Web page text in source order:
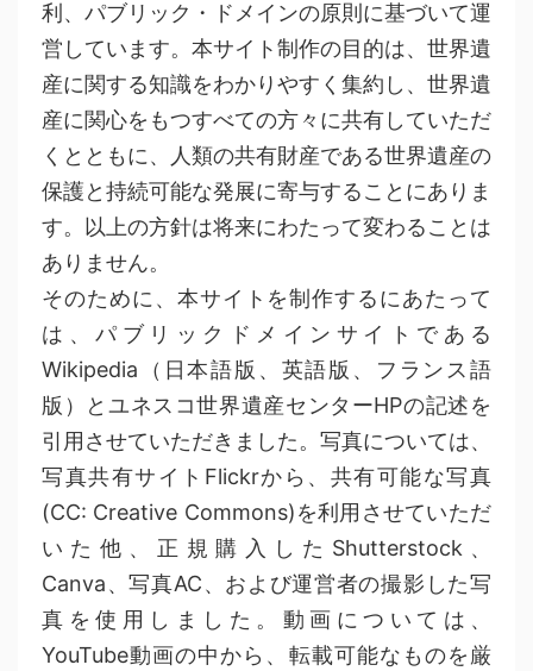
利、パブリック・ドメインの原則に基づいて運
営しています。本サイト制作の目的は、世界遺
産に関する知識をわかりやすく集約し、世界遺
産に関心をもつすべての方々に共有していただ
くとともに、人類の共有財産である世界遺産の
保護と持続可能な発展に寄与することにありま
す。以上の方針は将来にわたって変わることは
ありません。
そのために、本サイトを制作するにあたって
は、パブリックドメインサイトである
Wikipedia（日本語版、英語版、フランス語
版）とユネスコ世界遺産センターHPの記述を
引用させていただきました。写真については、
写真共有サイトFlickrから、共有可能な写真
(CC: Creative Commons)を利用させていただ
いた他、正規購入したShutterstock、
Canva、写真AC、および運営者の撮影した写
真を使用しました。動画については、
YouTube動画の中から、転載可能なものを厳